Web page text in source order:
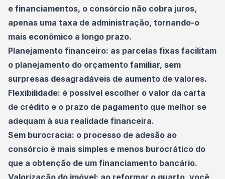
e financiamentos, o consórcio não cobra juros,
apenas uma taxa de administração, tornando-o
mais econômico a longo prazo.
Planejamento financeiro: as parcelas fixas facilitam
o planejamento do orçamento familiar, sem
surpresas desagradáveis de aumento de valores.
Flexibilidade: é possível escolher o valor da carta
de crédito e o prazo de pagamento que melhor se
adequam à sua realidade financeira.
Sem burocracia: o processo de adesão ao
consórcio é mais simples e menos burocrático do
que a obtenção de um financiamento bancário.
Valorização do imóvel: ao reformar o quarto, você